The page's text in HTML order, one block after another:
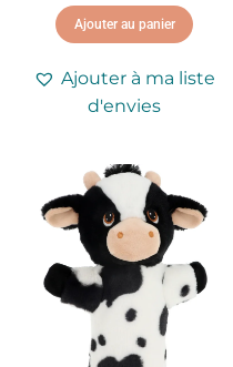
Ajouter au panier
Ajouter à ma liste
d'envies